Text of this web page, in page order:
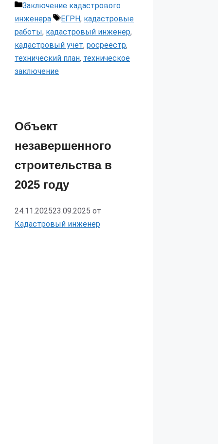
Рубрики
Заключение кадастрового
инженера
Метки
ЕГРН, кадастровые
работы, кадастровый инженер,
кадастровый учет, росреестр,
технический план, техническое
заключение
Объект
незавершенного
строительства в
2025 году
24.11.202523.09.2025 от
Кадастровый инженер